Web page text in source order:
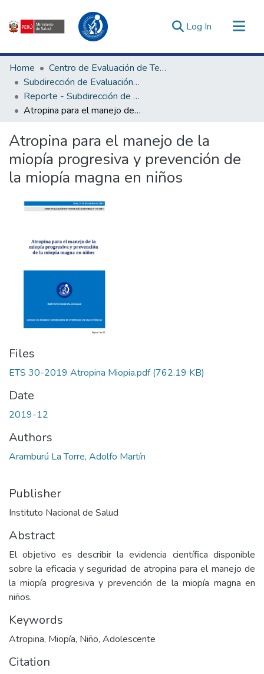
Log In (current)
Communities & Collections
All of DSpace
Statistics
Estadísticas Externas
Enlaces de interés ▾
Home
Centro de Evaluación de Tecnologías en Salud
Subdirección de Evaluación de Tecnologías Sanitarias
Reporte - Subdirección de Evaluación de Tecnologías Sanitarias
Atropina para el manejo de la miopía progresiva y prevención de la miopía magna en niños
Atropina para el manejo de la
miopía progresiva y prevención de
la miopía magna en niños
Files
ETS 30-2019 Atropina Miopia.pdf(762.19 KB)
Date
2019-12
Authors
Aramburú La Torre, Adolfo Martín
Publisher
Instituto Nacional de Salud
Abstract
El objetivo es describir la evidencia científica disponible
sobre la eficacia y seguridad de atropina para el manejo de
la miopía progresiva y prevención de la miopía magna en
niños.
Keywords
Atropina, Miopía, Niño, Adolescente
Citation